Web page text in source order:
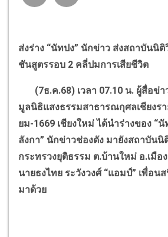
ส่งร่าง “นัทปง” นักข่าว ส่งสถาบันนิติ
ชันสูตรรอบ 2 คลี่ปมการเสียชีวิต
(7ธ.ค.68) เวลา 07.10 น. ผู้สื่อข่า
มูลนิธิแสงธรรมสาธารณกุศลเชียงร
ยม-1669 เชียงใหม่ ได้นำร่างของ “นั
ลังกา” นักข่าวช่องดัง มายังสถาบันนิ
กระทรวงยุติธรรม ต.บ้านใหม่ อ.เมือ
นายธงไทย ระวังวงศ์ “แอมป์” เพื่อน
มาด้วย